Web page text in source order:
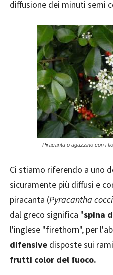
diffusione dei minuti semi
Piracanta o agazzino con i
Ci stiamo riferendo a uno
sicuramente più diffusi e
piracanta (Pyracantha
dal greco significa "spina
l'inglese "firethorn", per
difensive disposte sui
frutti color del fuoco.